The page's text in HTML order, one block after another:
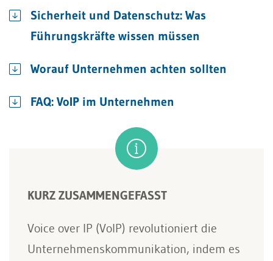
Sicherheit und Datenschutz: Was
Führungskräfte wissen müssen
Worauf Unternehmen achten sollten
FAQ: VoIP im Unternehmen
KURZ ZUSAMMENGEFASST
Voice over IP (VoIP) revolutioniert die
Unternehmenskommunikation, indem es